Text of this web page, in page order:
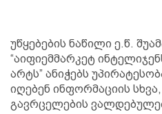
უწყებების ნაწილი ე.წ.
“აიფიემმარკეტ
არტს” ანიჭებს
იღებენ ინფორმაციის
გავრცელების